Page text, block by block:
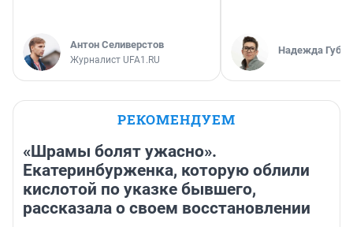
Антон Селиверстов
Журналист UFA1.RU
Надежда
РЕКОМЕНДУЕМ
«Шрамы болят ужасно».
Екатеринбурженка, которую облили
кислотой по указке бывшего,
рассказала о своем восстановлении